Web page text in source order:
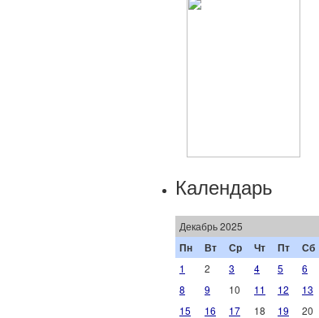
Календарь
Декабрь 2025
Пн Вт Ср Чт Пт Сб
1 2 3 4 5 6
8
9 10 11 12 13
15
16 17 18 19 20